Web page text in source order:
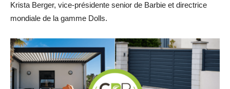
Krista Berger, vice-présidente senior de Barbie et directrice
mondiale de la gamme Dolls.